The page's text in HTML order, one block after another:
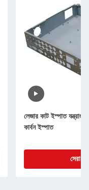
লেজার কাট ইস্পাত যন্ত্রাংশ
কার্বন ইস্পাত
সেরা